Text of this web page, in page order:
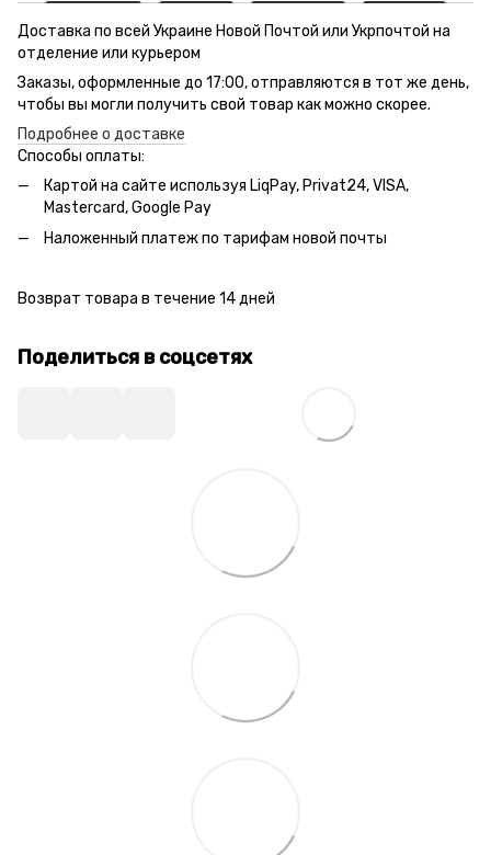
Доставка по всей Украине Новой Почтой или Укрпочтой на
отделение или курьером
Заказы, оформленные до 17:00, отправляются в тот же день,
чтобы вы могли получить свой товар как можно скорее.
Подробнее о доставке
Способы оплаты:
Картой на сайте используя LiqPay, Privat24, VISA,
Mastercard, Google Pay
Наложенный платеж по тарифам новой почты
Возврат товара в течение 14 дней
Поделиться в соцсетях